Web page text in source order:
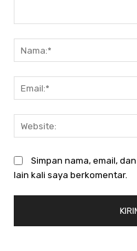
Simpan nama, email,
lain kali saya berkomentar.